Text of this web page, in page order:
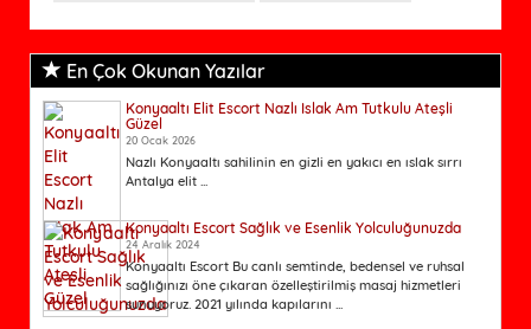
En Çok Okunan Yazılar
Konyaaltı Elit Escort Nazlı Islak Am Tutkulu Ateşli
Güzel
20 Ocak 2026
Nazlı Konyaaltı sahilinin en gizli en yakıcı en ıslak sırrı
Antalya elit ...
Konyaaltı Escort Sağlık ve Esenlik Yolculuğunuzda
24 Aralık 2024
Konyaaltı Escort Bu canlı semtinde, bedensel ve ruhsal
sağlığınızı öne çıkaran özelleştirilmiş masaj hizmetleri
sunuyoruz. 2021 yılında kapılarını ...